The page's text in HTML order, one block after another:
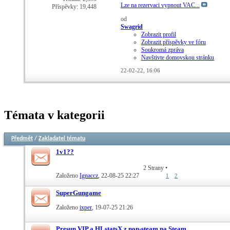
Příspěvky: 19,448
Lze na rezervaci vypnout VAC...
od
Swagrid
Zobrazit profil
Zobrazit příspěvky ve fóru
Soukromá zpráva
Navštivte domovskou stránku
22-02-22, 16:06
Témata v kategorii
Předmět / Zakladatel tématu
1v1??
Založeno Ignaccz‎, 22-08-25 22:27
2 Strany •
1 2
SuperGungame
Založeno ixper‎, 19-07-25 21:26